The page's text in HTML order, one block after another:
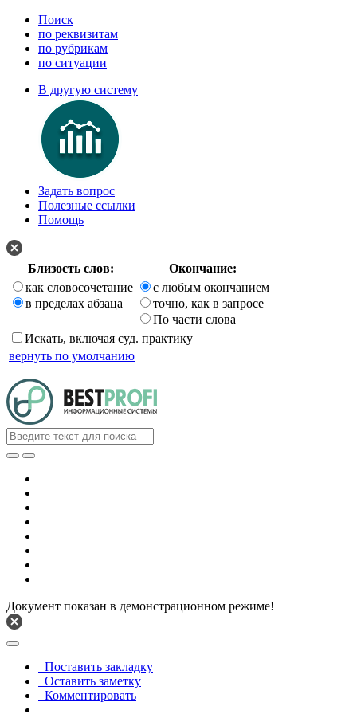
Поиск
по реквизитам
по рубрикам
по ситуации
В другую систему
Задать вопрос
Полезные ссылки
Помощь
Близость слов:
Окончание:
как словосочетание
в пределах абзаца
с любым окончанием
точно, как в запросе
По части слова
Искать, включая суд. практику
вернуть по умолчанию
Документ показан в демонстрационном режиме!
Поставить закладку
Оставить заметку
Комментировать